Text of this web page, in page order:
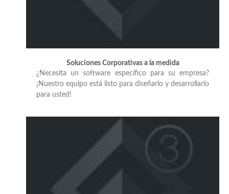
Soluciones Corporativas a la medida
¿Necesita un software específico para su empresa?
¡Nuestro equipo está listo para diseñarlo y desarrollarlo
para usted!